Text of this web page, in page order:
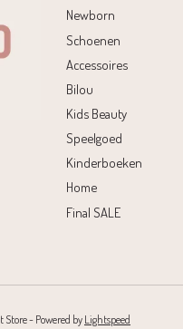
Newborn
Schoenen
Accessoires
Bilou
Kids Beauty
Speelgoed
Kinderboeken
Home
Final SALE
- Powered byLightspeed